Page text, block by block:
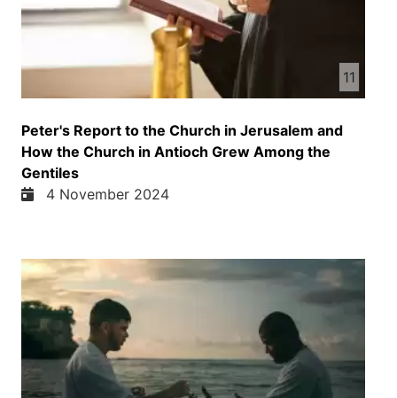
11
Peter's Report to the Church in Jerusalem and
How the Church in Antioch Grew Among the
Gentiles
4 November 2024